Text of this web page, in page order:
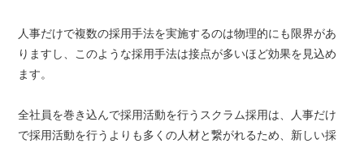
人事だけで複数の採用手法を実施するのは物理的にも限界があ
りますし、このような採用手法は接点が多いほど効果を見込め
ます。
全社員を巻き込んで採用活動を行うスクラム採用は、人事だけ
で採用活動を行うよりも多くの人材と繋がれるため、新しい採